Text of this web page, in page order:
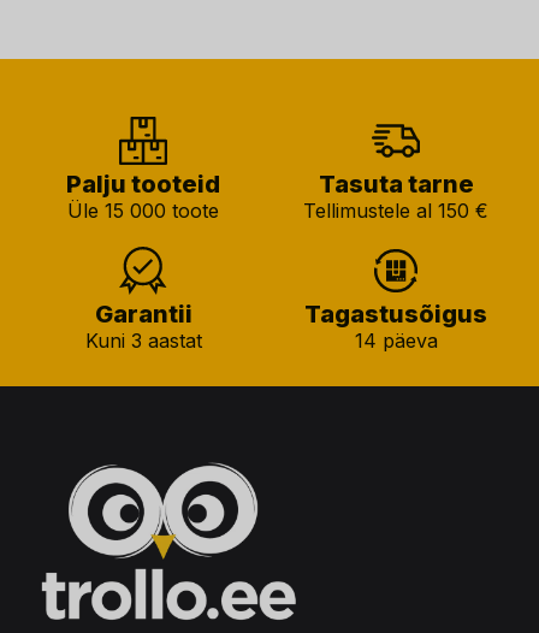
Palju tooteid
Üle 15 000 toote
Tasuta tarne
Tellimustele al 150 €
Garantii
Kuni 3 aastat
Tagastusõigus
14 päeva